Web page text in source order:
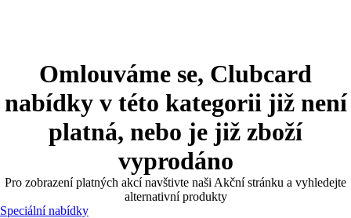
Omlouváme se, Clubcard
nabídky v této kategorii již není
platná, nebo je již zboží
vyprodáno
Pro zobrazení platných akcí navštivte naši Akční stránku a vyhledejte
alternativní produkty
Speciální nabídky